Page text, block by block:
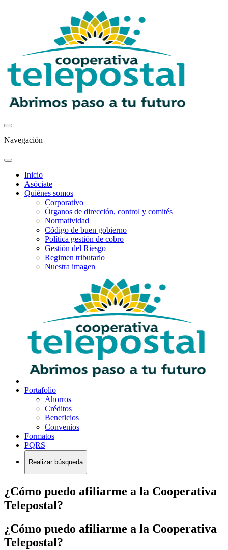
Navegación
Inicio
Asóciate
Quiénes somos
Corporativo
Órganos de dirección, control y comités
Normatividad
Código de buen gobierno
Política gestión de cobro
Gestión del Riesgo
Regimen tributario
Nuestra imagen
Portafolio
Ahorros
Créditos
Beneficios
Convenios
Formatos
PQRS
Realizar búsqueda
¿Cómo puedo afiliarme a la Cooperativa
Telepostal?
¿Cómo puedo afiliarme a la Cooperativa
Telepostal?